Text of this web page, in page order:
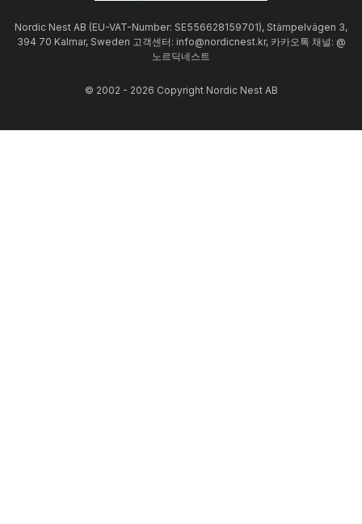
Nordic Nest AB (EU-VAT-Number: SE556628159701), Stämpelvägen 3,
394 70 Kalmar, Sweden 고객센터: info@nordicnest.kr, 카카오톡 채널: @
노르딕네스트
© 2002 - 2026 Copyright Nordic Nest AB